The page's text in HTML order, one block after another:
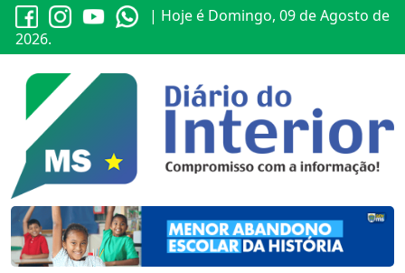
| Hoje é Domingo, 09 de Agosto de
2026.